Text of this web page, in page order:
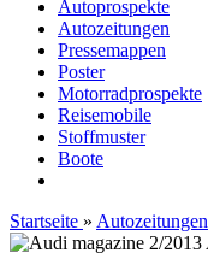
Autoprospekte
Autozeitungen
Pressemappen
Poster
Motorradprospekte
Reisemobile
Stoffmuster
Boote
Startseite » Autozeitungen